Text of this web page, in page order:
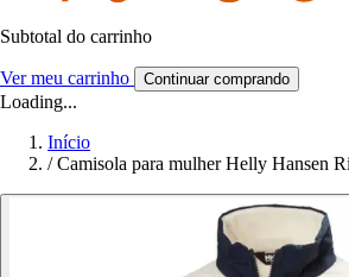
Subtotal do carrinho
Ver meu carrinho Continuar comprando
Loading...
Início
/ Camisola para mulher Helly Hansen